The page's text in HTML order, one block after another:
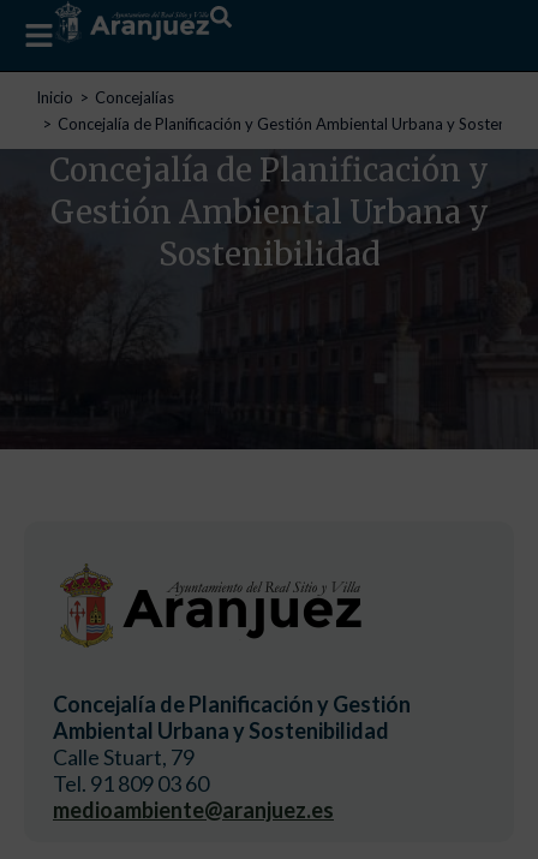
Estás aquí:
Inicio
Concejalías
Concejalía de Planificación y Gestión Ambiental Urbana y
Concejalía de Planificación y
Gestión Ambiental Urbana y
Sostenibilidad
Concejalía de Planificación y Gestión
Ambiental Urbana y Sostenibilidad
Calle Stuart, 79
Tel. 91 809 03 60
medioambiente@aranjuez.es